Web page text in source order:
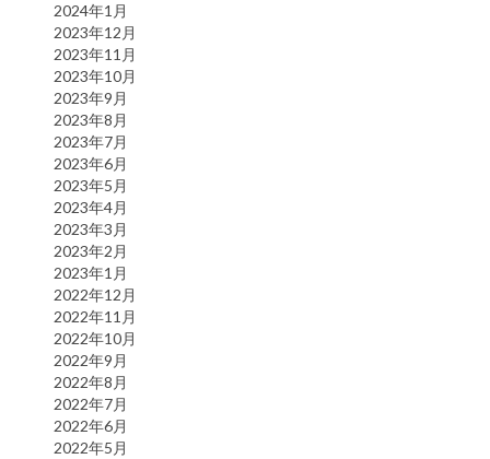
2024年1月
2023年12月
2023年11月
2023年10月
2023年9月
2023年8月
2023年7月
2023年6月
2023年5月
2023年4月
2023年3月
2023年2月
2023年1月
2022年12月
2022年11月
2022年10月
2022年9月
2022年8月
2022年7月
2022年6月
2022年5月